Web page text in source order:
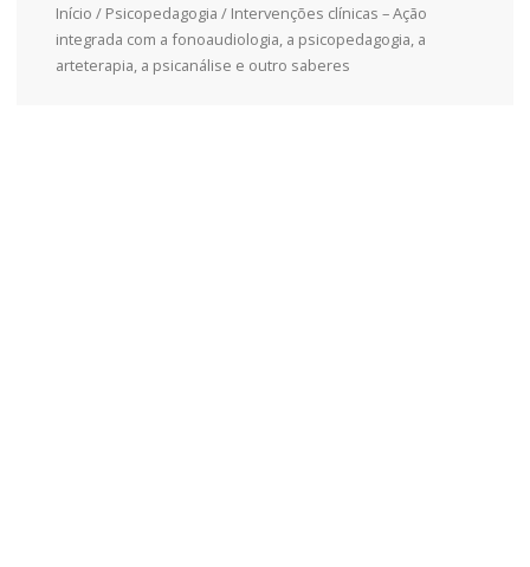
Início / Psicopedagogia / Intervenções clínicas – Ação
integrada com a fonoaudiologia, a psicopedagogia, a
arteterapia, a psicanálise e outro saberes